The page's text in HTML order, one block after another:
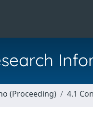
(Proceeding) 4.1